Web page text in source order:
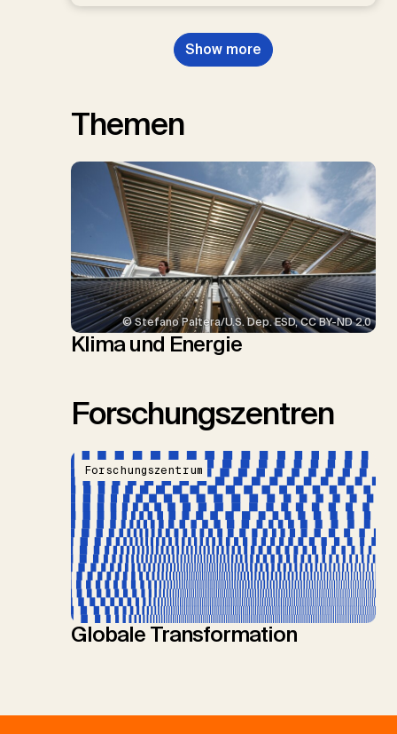
Show more
Themen
© Stefano Paltera/U.S. Dep. ESD, CC BY-ND 2.0
Klima und Energie
Forschungszentren
Forschungszentrum
Globale Transformation